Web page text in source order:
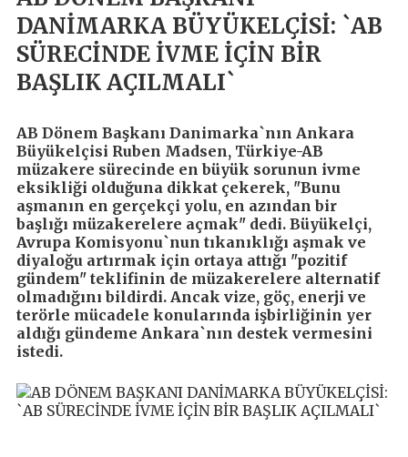
DANİMARKA BÜYÜKELÇİSİ: `AB
SÜRECİNDE İVME İÇİN BİR
BAŞLIK AÇILMALI`
AB Dönem Başkanı Danimarka`nın Ankara
Büyükelçisi Ruben Madsen, Türkiye-AB
müzakere sürecinde en büyük sorunun ivme
eksikliği olduğuna dikkat çekerek, "Bunu
aşmanın en gerçekçi yolu, en azından bir
başlığı müzakerelere açmak" dedi. Büyükelçi,
Avrupa Komisyonu`nun tıkanıklığı aşmak ve
diyaloğu artırmak için ortaya attığı "pozitif
gündem" teklifinin de müzakerelere alternatif
olmadığını bildirdi. Ancak vize, göç, enerji ve
terörle mücadele konularında işbirliğinin yer
aldığı gündeme Ankara`nın destek vermesini
istedi.